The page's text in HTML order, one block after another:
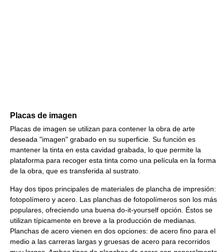
Placas de imagen
Placas de imagen se utilizan para contener la obra de arte
deseada "imagen" grabado en su superficie. Su función es
mantener la tinta en esta cavidad grabada, lo que permite la
plataforma para recoger esta tinta como una película en la forma
de la obra, que es transferida al sustrato.
Hay dos tipos principales de materiales de plancha de impresión:
fotopolímero y acero. Las planchas de fotopolímeros son los más
populares, ofreciendo una buena do-it-yourself opción. Éstos se
utilizan típicamente en breve a la producción de medianas.
Planchas de acero vienen en dos opciones: de acero fino para el
medio a las carreras largas y gruesas de acero para recorridos